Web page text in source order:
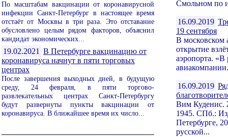
По масштабам вакцинации от коронавирусной
инфекции Санкт-Петербург в настоящее время
отстаёт от Москвы в три раза. Это отставание
обусловлено целым рядом факторов, объяснил
кандидат экономических...
19.02.2021 В Петербурге вакцинацию от
коронавируса начнут в пяти торговых
центрах
После завершения выходных дней, в будущую
среду, 24 февраля, в пяти торгово-
развлекательных центрах Санкт-Петербургу
будут развернуты пункты вакцинации от
коронавируса. В ближайшее время их число...
Смольном по
16.09.2019
19 сентября
В московском
открытие
аэропорта. «В
16.09.2019
Вим Куденис.
1945. СПб.:
Петербурге,
русской...